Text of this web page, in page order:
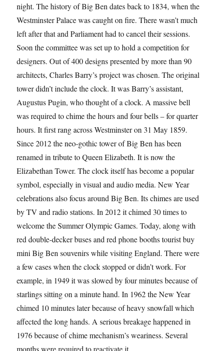
night. The history of Big Ben dates back to 1834, when the
Westminster Palace was caught on fire. There wasn’t much
left after that and Parliament had to cancel their sessions.
Soon the committee was set up to hold a competition for
designers. Out of 400 designs presented by more than 90
architects, Charles Barry’s project was chosen. The original
tower didn’t include the clock. It was Barry’s assistant,
Augustus Pugin, who thought of a clock. A massive bell
was required to chime the hours and four bells – for quarter
hours. It first rang across Westminster on 31 May 1859.
Since 2012 the neo-gothic tower of Big Ben has been
renamed in tribute to Queen Elizabeth. It is now the
Elizabethan Tower. The clock itself has become a popular
symbol, especially in visual and audio media. New Year
celebrations also focus around Big Ben. Its chimes are used
by TV and radio stations. In 2012 it chimed 30 times to
welcome the Summer Olympic Games. Today, along with
red double-decker buses and red phone booths tourist buy
mini Big Ben souvenirs while visiting England. There were
a few cases when the clock stopped or didn’t work. For
example, in 1949 it was slowed by four minutes because of
starlings sitting on a minute hand. In 1962 the New Year
chimed 10 minutes later because of heavy snowfall which
affected the long hands. A serious breakage happened in
1976 because of chime mechanism’s weariness. Several
months were required to reactivate it.